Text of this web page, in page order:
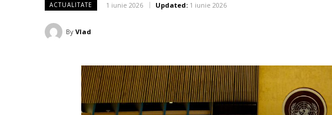
ACTUALITATE 1 iunie 2026 Updated: 1 iunie 2026
By Vlad